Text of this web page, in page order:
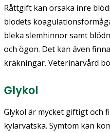
Råttgift kan orsaka inre
blodets
bleka slemhinnor samt
och ögon. Det kan även
kräkningar. Veterinärvård
Glykol
Glykol är mycket giftigt och
kylarvätska. Symtom kan